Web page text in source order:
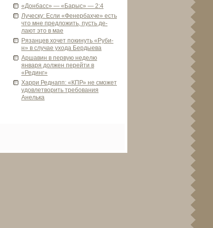
«Донбасс» — «Барыс» — 2:4
Луческу: Если «Фенербахче» есть
что мне предложить, пусть де­
лают это в мае
Рязанцев хочет покинуть «Руби­
н» в случае ухода Бердыева
Аршавин в первую неде­лю
января должен перейти в
«Рединг»
Харри Реднапп: «КПР» не сможет
удовлетворить требования
Анелька